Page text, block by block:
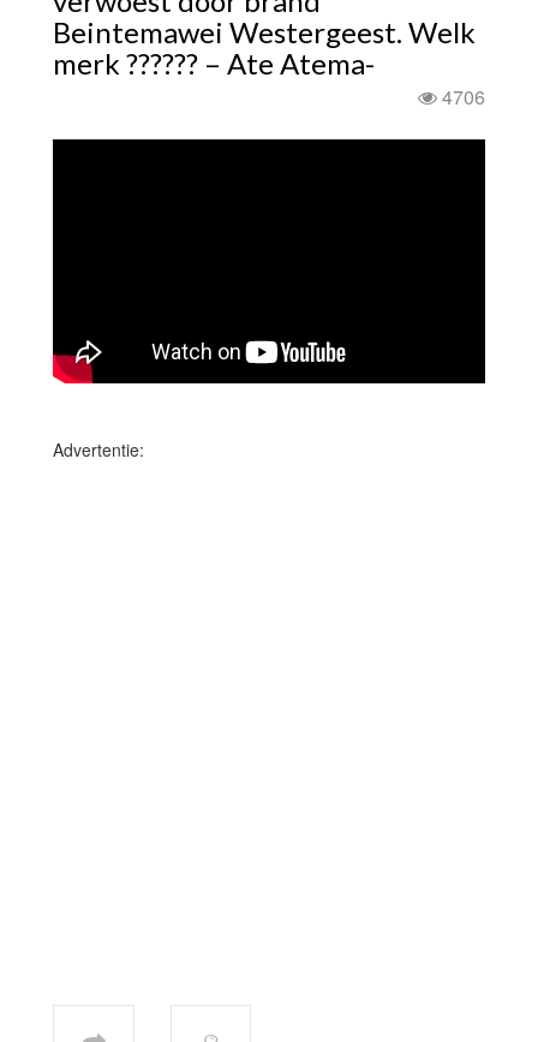
Beintemawei Westergeest. Welk
merk ?????? – Ate Atema-
4706
Advertentie: